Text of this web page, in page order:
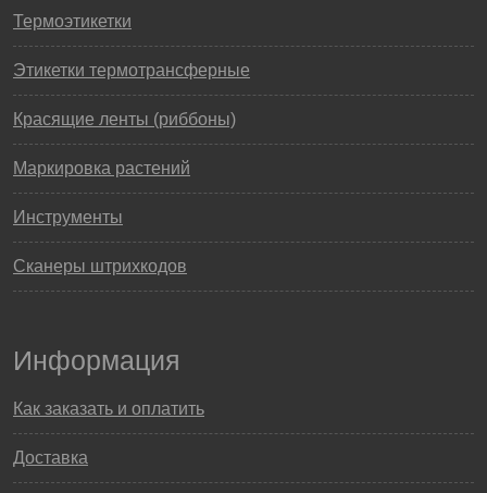
Термоэтикетки
Этикетки термотрансферные
Красящие ленты (риббоны)
Маркировка растений
Инструменты
Сканеры штрихкодов
Информация
Как заказать и оплатить
Доставка